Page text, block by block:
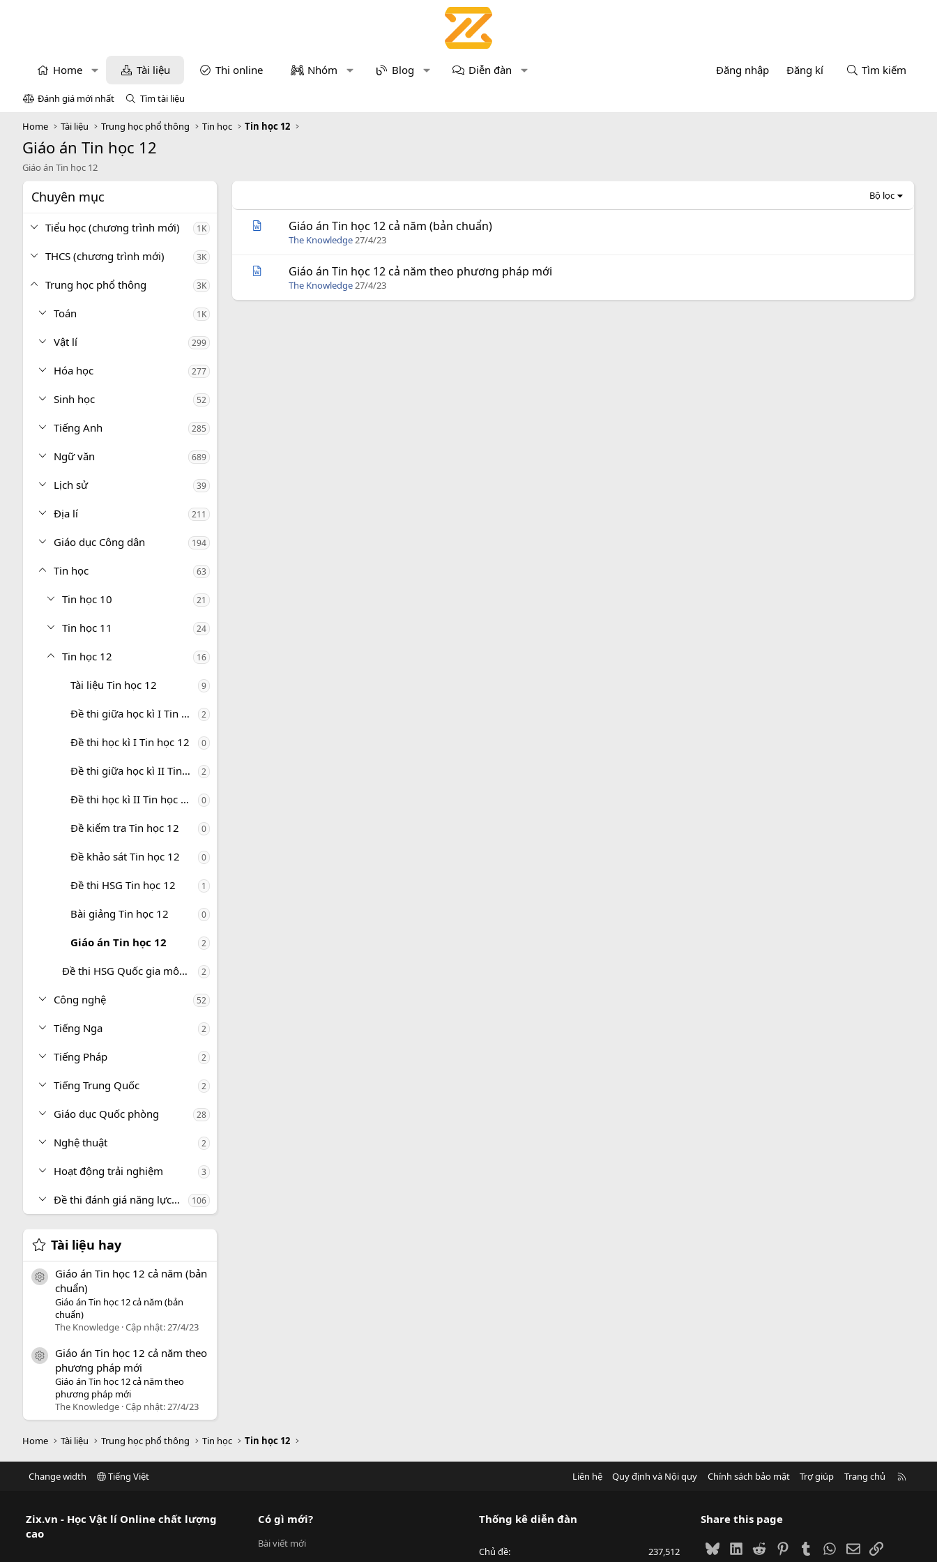
Home Tài liệu Thi online Nhóm Blog Diễn đàn Đăng nhập Đăng kí Tìm kiếm
Đánh giá mới nhất Tìm tài liệu
Home Tài liệu Trung học phổ thông Tin học Tin học 12
Giáo án Tin học 12
Giáo án Tin học 12
Chuyên mục
Tiểu học (chương trình mới) 1K
THCS (chương trình mới) 3K
Trung học phổ thông 3K
Toán 1K
Vật lí 299
Hóa học 277
Sinh học 52
Tiếng Anh 285
Ngữ văn 689
Lịch sử 39
Địa lí 211
Giáo dục Công dân 194
Tin học 63
Tin học 10 21
Tin học 11 24
Tin học 12 16
Tài liệu Tin học 12 9
Đề thi giữa học kì I Tin học 12 2
Đề thi học kì I Tin học 12 0
Đề thi giữa học kì II Tin học 12 2
Đề thi học kì II Tin học 12 0
Đề kiểm tra Tin học 12 0
Đề khảo sát Tin học 12 0
Đề thi HSG Tin học 12 1
Bài giảng Tin học 12 0
Giáo án Tin học 12 2
Đề thi HSG Quốc gia môn Tin học 2
Công nghệ 52
Tiếng Nga 2
Tiếng Pháp 2
Tiếng Trung Quốc 2
Giáo dục Quốc phòng 28
Nghệ thuật 2
Hoạt động trải nghiệm 3
Đề thi đánh giá năng lực, tư duy 106
Tài liệu hay
icon tài liệu
Giáo án Tin học 12 cả năm (bản
chuẩn)
Giáo án Tin học 12 cả năm (bản
chuẩn)
The Knowledge Cập nhật:27/4/23
icon tài liệu
Giáo án Tin học 12 cả năm theo
phương pháp mới
Giáo án Tin học 12 cả năm theo
phương pháp mới
The Knowledge Cập nhật:27/4/23
Bộ lọc
Giáo án Tin học 12 cả năm (bản chuẩn)
The Knowledge27/4/23
Giáo án Tin học 12 cả năm theo phương pháp mới
The Knowledge27/4/23
Home Tài liệu Trung học phổ thông Tin học Tin học 12
Change width Tiếng Việt Liên hệ Quy định và Nội quy Chính sách bảo mật Trợ giúp Trang chủ
Zix.vn - Học Vật lí Online chất lượng
cao
Có gì mới?
Bài viết mới
Thống kê diễn đàn
Chủ đề 237,512
Share this page
BlueskyLinkedIn
Reddit PinterestTumblrWhatsApp
EmailLink